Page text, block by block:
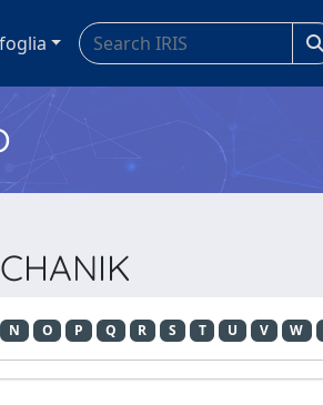
N O P Q R S T U V W